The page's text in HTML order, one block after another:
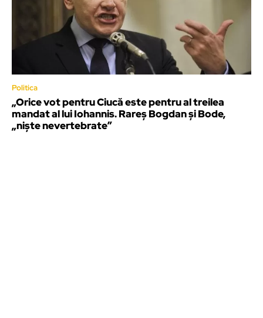
Politica
„Orice vot pentru Ciucă este pentru al treilea
mandat al lui Iohannis. Rareș Bogdan și Bode,
„niște nevertebrate”